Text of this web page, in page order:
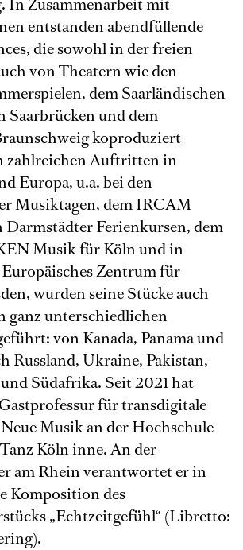
In Zusammenarbeit mit
entstanden abendfüllende
die sowohl in der freien
von Theatern wie den
dem Saarländischen
Saarbrücken und dem
koproduziert
zahlreichen Auftritten in
Europa, u.a. bei den
Musiktagen, dem IRCAM
Darmstädter Ferienkursen, dem
Musik für Köln und in
Zentrum für
wurden seine Stücke auch
unterschiedlichen
von Kanada, Panama und
Russland, Ukraine, Pakistan,
Südafrika. Seit 2021 hat
für transdigitale
Musik an der Hochschule
Köln inne. An der
am Rhein verantwortet er in
Komposition des
„Echtzeitgefühl“ (Libretto: